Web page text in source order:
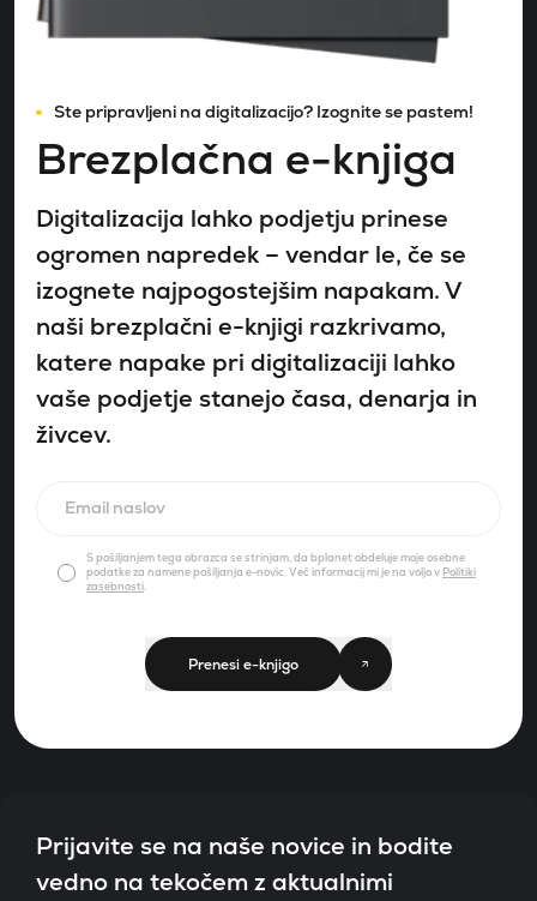
Ste pripravljeni na digitalizacijo? Izognite se pastem!
Brezplačna e-knjiga
Digitalizacija lahko podjetju prinese
ogromen napredek – vendar le, če se
izognete najpogostejšim napakam. V
naši brezplačni e-knjigi razkrivamo,
katere napake pri digitalizaciji lahko
vaše podjetje stanejo časa, denarja in
živcev.
Email naslov
S pošiljanjem tega obrazca se strinjam, da bplanet obdeluje moje osebne
podatke za namene pošiljanja e-novic. Več informacij mi je na voljo v Politiki
zasebnosti.
Prenesi e-knjigo
Prijavite se na naše novice in bodite
vedno na tekočem z aktualnimi